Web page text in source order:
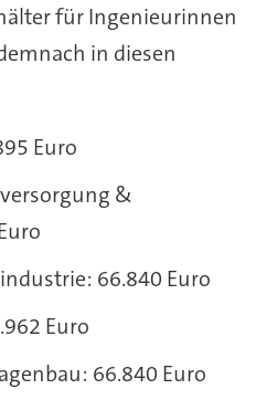
für Ingenieurinnen
in diesen
Euro
&
66.840 Euro
Euro
66.840 Euro